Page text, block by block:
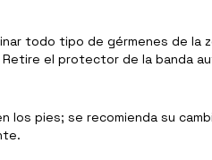
todo tipo de gérmenes de la
el protector de la banda
pies; se recomienda su